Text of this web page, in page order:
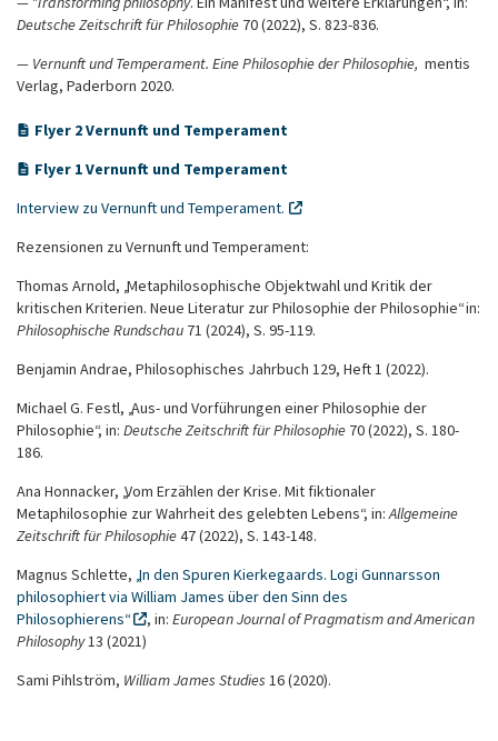
Deutsche Zeitschrift für Philosophie 70 (2022), S. 823-836.
— Vernunft und Temperament. Eine Philosophie der Philosophie, mentis
Verlag, Paderborn 2020.
Flyer 2 Vernunft und Temperament
Flyer 1 Vernunft und Temperament
Interview zu Vernunft und Temperament.
Rezensionen zu Vernunft und Temperament:
Thomas Arnold, „Metaphilosophische Objektwahl und Kritik der
kritischen Kriterien. Neue Literatur zur Philosophie der Philosophie“ in:
Philosophische Rundschau 71 (2024), S. 95-119.
Benjamin Andrae, Philosophisches Jahrbuch 129, Heft 1 (2022).
Michael G. Festl, „Aus- und Vorführungen einer Philosophie der
Philosophie“, in: Deutsche Zeitschrift für Philosophie 70 (2022), S. 180-
186.
Ana Honnacker, „Vom Erzählen der Krise. Mit fiktionaler
Metaphilosophie zur Wahrheit des gelebten Lebens“, in:Allgemeine
Zeitschrift für Philosophie47 (2022), S. 143-148.
Magnus Schlette, „In den Spuren Kierkegaards. Logi Gunnarsson
philosophiert via William James über den Sinn des
Philosophierens“
, in: European Journal of Pragmatism and American
Philosophy13 (2021)
Sami Pihlström, William James Studies 16 (2020).